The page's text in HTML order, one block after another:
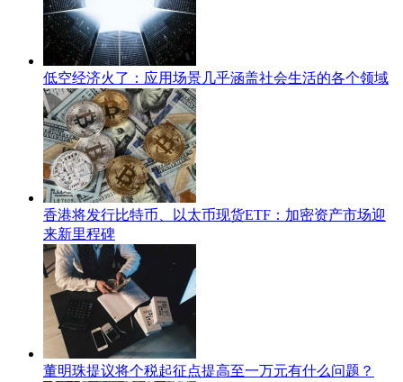
低空经济火了：应用场景几乎涵盖社会生活的各个领域
香港将发行比特币、以太币现货ETF：加密资产市场迎
来新里程碑
董明珠提议将个税起征点提高至一万元有什么问题？